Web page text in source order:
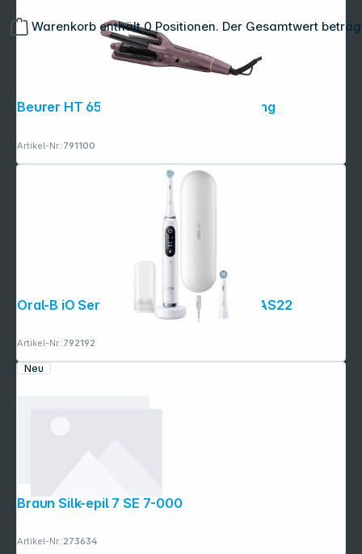
Warenkorb enthält 0 Positionen. Der Gesamtwert
Beurer HT 65 Welleneisen, 4-in-1 Styling
Artikel-Nr.:791100
Oral-B iO Series 9N White Alabaster JAS22
Artikel-Nr.:792192
Neu
Braun Silk-epil 7 SE 7-000
Artikel-Nr.:273634
Copyright © 2001 - 2026 dexxIT. Alle Rechte vorbehalten.